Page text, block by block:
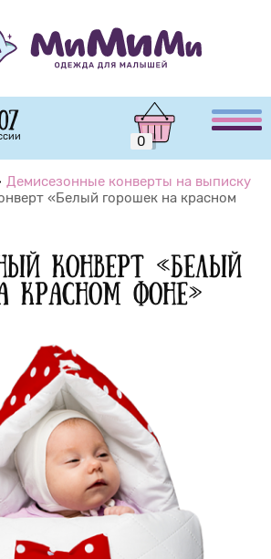
0
Демисезонные конверты на выписку
«Белый горошек на красном
конверт «Белый
красном фоне»